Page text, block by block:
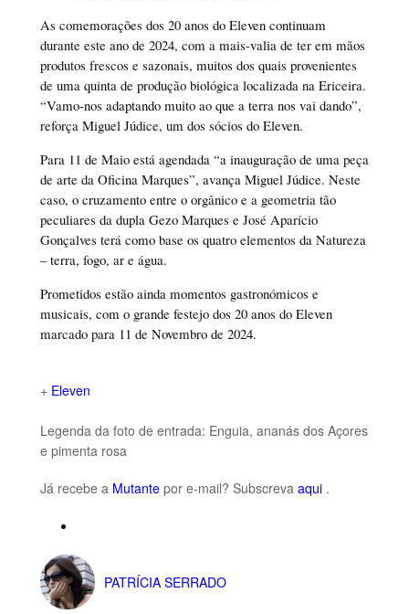
As comemorações dos 20 anos do Eleven continuam
durante este ano de 2024, com a mais-valia de ter em mãos
produtos frescos e sazonais, muitos dos quais provenientes
de uma quinta de produção biológica localizada na Ericeira.
“Vamo-nos adaptando muito ao que a terra nos vai dando”,
reforça Miguel Júdice, um dos sócios do Eleven.
Para 11 de Maio está agendada “a inauguração de uma peça
de arte da Oficina Marques”, avança Miguel Júdice. Neste
caso, o cruzamento entre o orgânico e a geometria tão
peculiares da dupla Gezo Marques e José Aparício
Gonçalves terá como base os quatro elementos da Natureza
– terra, fogo, ar e água.
Prometidos estão ainda momentos gastronómicos e
musicais, com o grande festejo dos 20 anos do Eleven
marcado para 11 de Novembro de 2024.
+ Eleven
Legenda da foto de entrada: Enguia, ananás dos Açores
e pimenta rosa
Já recebe a Mutantepor e-mail? Subscreva aqui .
PATRÍCIA SERRADO